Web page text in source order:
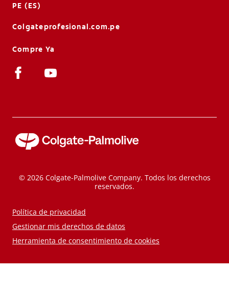
PE (ES)
Colgateprofesional.com.pe
Compre Ya
© 2026 Colgate-Palmolive Company. Todos los derechos
reservados.
Política de privacidad
Gestionar mis derechos de datos
Herramienta de consentimiento de cookies